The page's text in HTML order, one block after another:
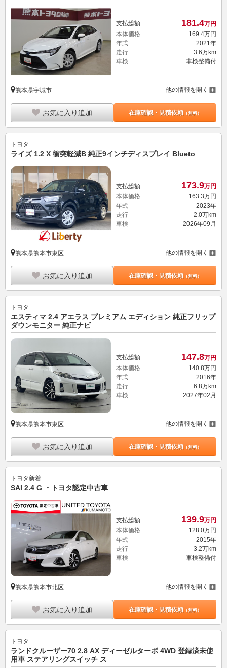
支払総額 181.4万円
本体価格
169. 4万円
年式
2021年
走行
3.6万km
車検
車検整備付
熊本県宇城市 他の情報を開く
お気に入り追加 在庫確認・見積依頼（無料）
トヨタ
ライズ 1.2 X 衝突軽減B 純正9インチディスプレイ Blueto
支払総額 173.9万円
本体価格
163.3万円
年式
2023年
走行
2.0万km
車検
2026年09月
熊本県熊本市東区 他の情報を開く
お気に入り追加 在庫確認・見積依頼（無料）
トヨタ
エスティマ 2.4 アエラス プレミアム エディション 純正フリップ
ダウンモニター 純正ナビ
支払総額 147.8万円
本体価格
140. 8万円
年式
2016年
走行
6.8万km
車検
2027年02月
熊本県熊本市東区 他の情報を開く
お気に入り追加 在庫確認・見積依頼（無料）
トヨタ新着
SAI 2.4 G ・トヨタ認定中古車
支払総額 139.9万円
本体価格
128.0万円
年式
2015年
走行
3.2万km
車検
車検整備付
熊本県熊本市北区 他の情報を開く
お気に入り追加 在庫確認・見積依頼（無料）
トヨタ
ランドクルーザー70 2.8 AX ディーゼルターボ 4WD 登録済未使
用車 ステアリングスイッチ ス